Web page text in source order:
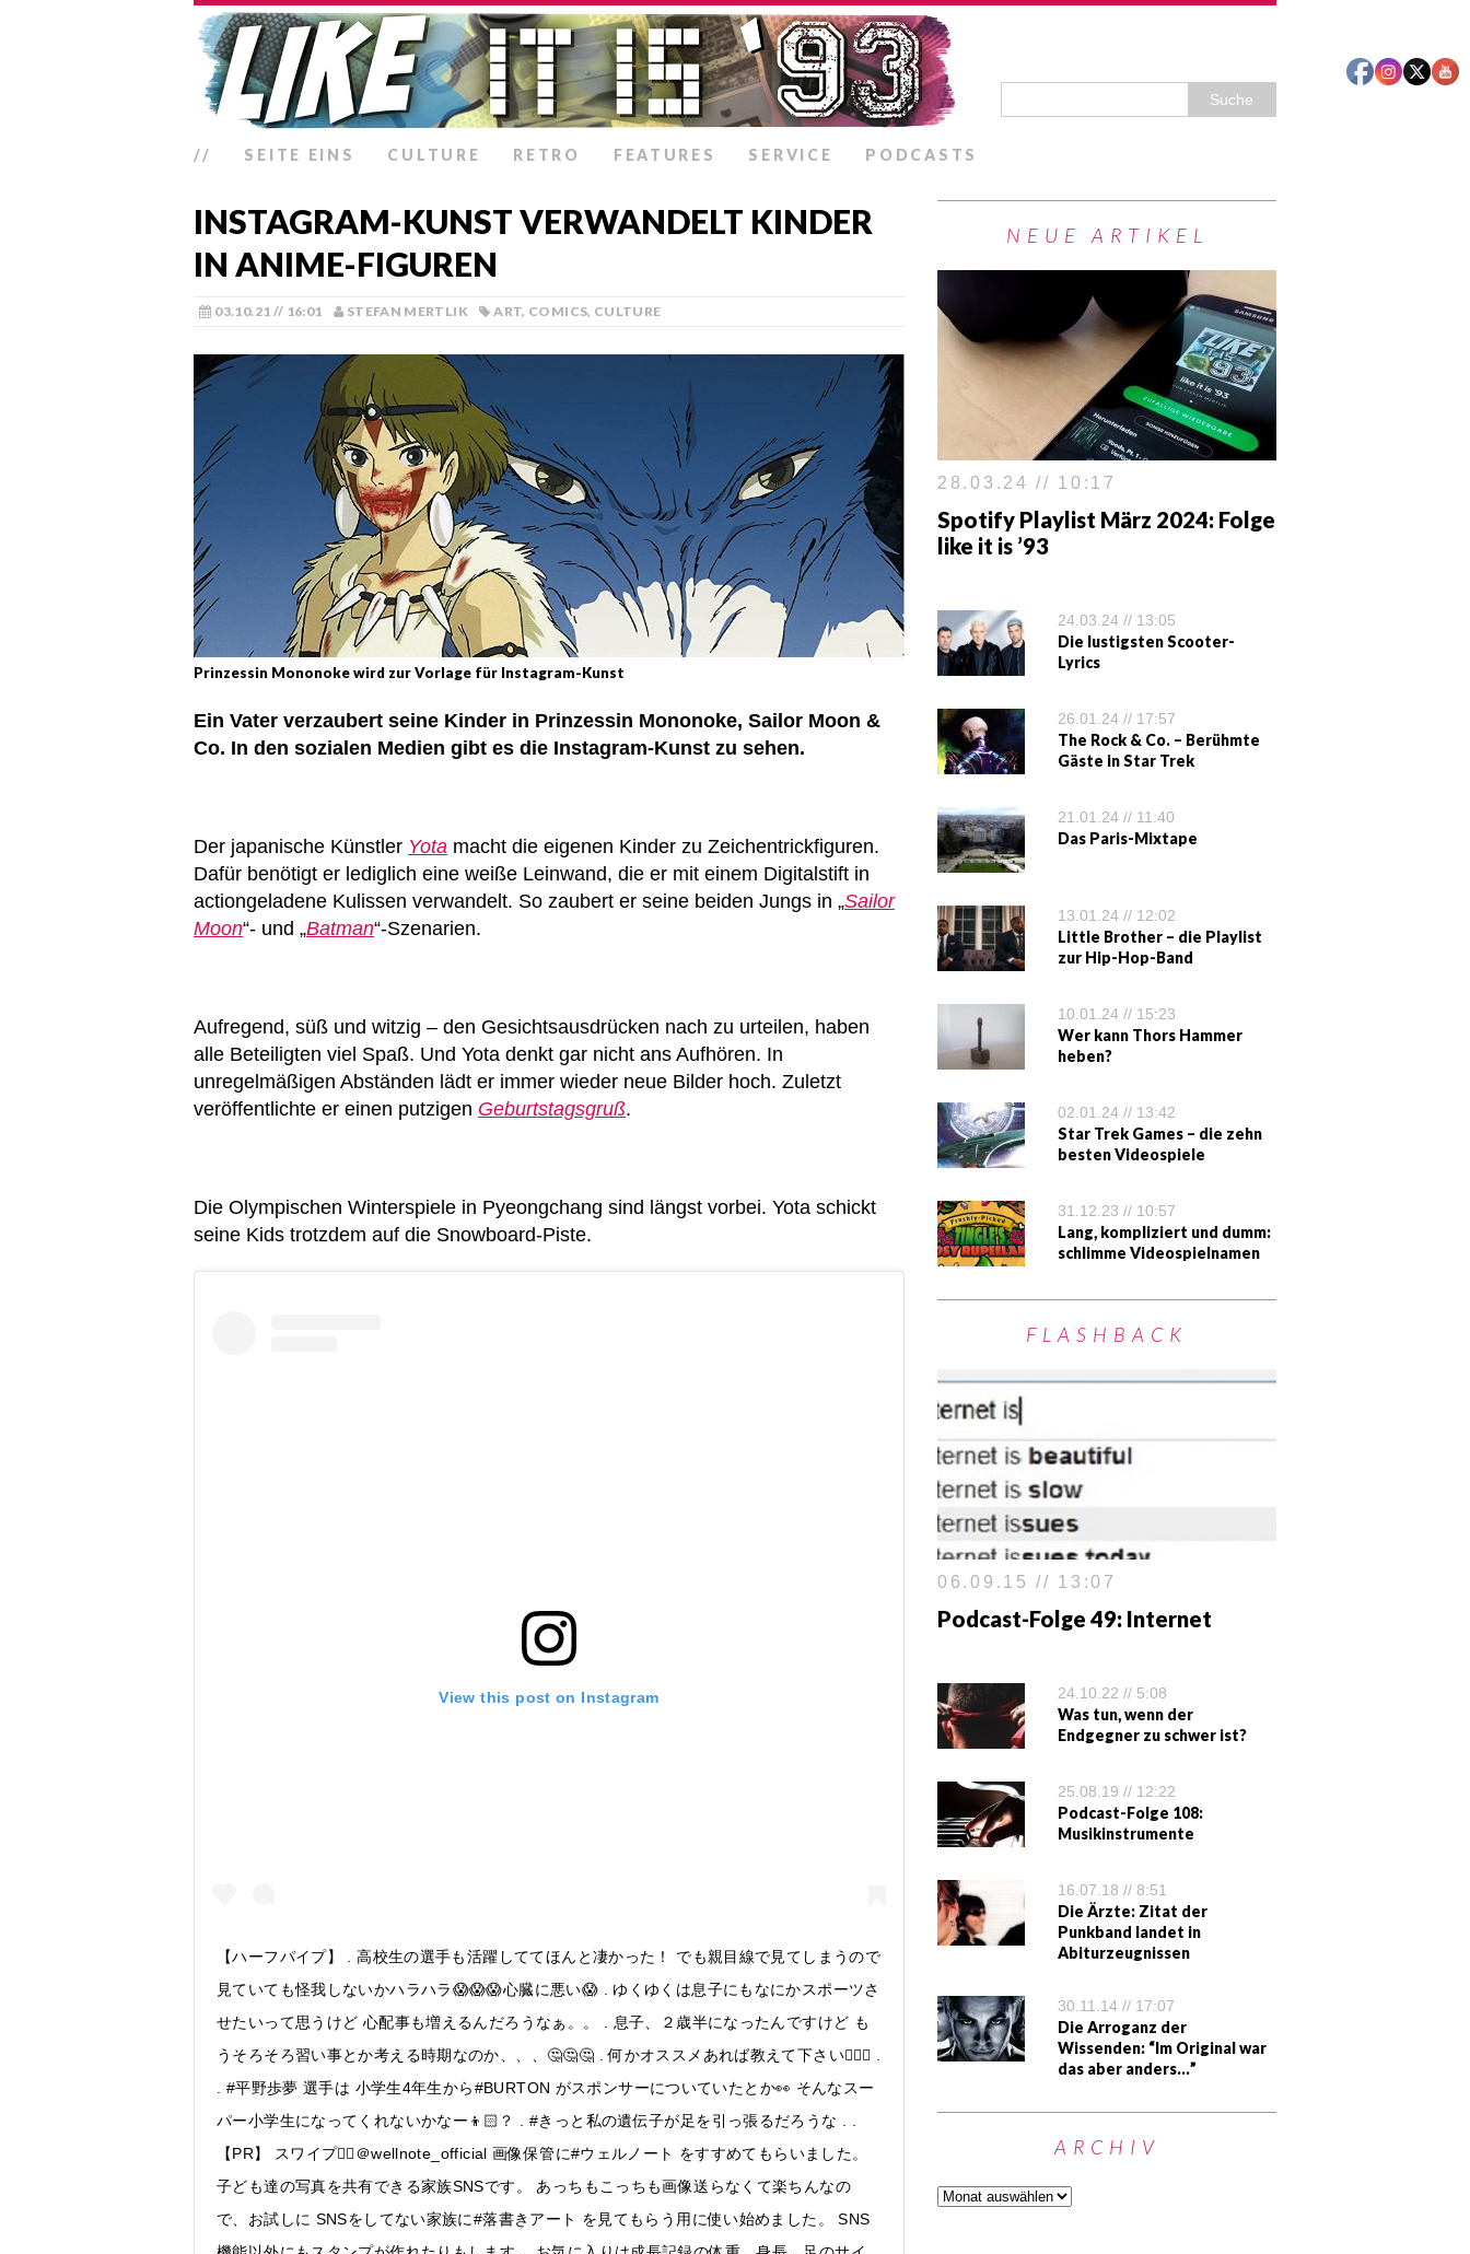
// SEITE EINS CULTURE RETRO FEATURES SERVICE PODCASTS
INSTAGRAM-KUNST VERWANDELT KINDER
IN ANIME-FIGUREN
03.10.21 // 16:01 STEFAN MERTLIK ART, COMICS, CULTURE
Prinzessin Mononoke wird zur Vorlage für Instagram-Kunst
Ein Vater verzaubert seine Kinder in Prinzessin Mononoke, Sailor Moon &
Co. In den sozialen Medien gibt es die Instagram-Kunst zu sehen.
Der japanische Künstler Yota macht die eigenen Kinder zu Zeichentrickfiguren.
Dafür benötigt er lediglich eine weiße Leinwand, die er mit einem Digitalstift in
actiongeladene Kulissen verwandelt. So zaubert er seine beiden Jungs in „Sailor
Moon“- und „Batman“-Szenarien.
Aufregend, süß und witzig – den Gesichtsausdrücken nach zu urteilen, haben
alle Beteiligten viel Spaß. Und Yota denkt gar nicht ans Aufhören. In
unregelmäßigen Abständen lädt er immer wieder neue Bilder hoch. Zuletzt
veröffentlichte er einen putzigen Geburtstagsgruß.
Die Olympischen Winterspiele in Pyeongchang sind längst vorbei. Yota schickt
seine Kids trotzdem auf die Snowboard-Piste.
View this post on Instagram
【ハーフパイプ】 . 高校生の選手も活躍しててほんと凄かった！ でも親目線で見てしまうので
見ていても怪我しないかハラハラ😱😱😱心臓に悪い😱 . ゆくゆくは息子にもなにかスポーツさ
せたいって思うけど 心配事も増えるんだろうなぁ。。 . 息子、２歳半になったんですけど も
うそろそろ習い事とか考える時期なのか、、、🤔🤔🤔 . 何かオススメあれば教えて下さい🙇🏻‍♀️ .
. #平野歩夢 選手は 小学生4年生から#BURTON がスポンサーについていたとか👀 そんなスー
パー小学生になってくれないかなー👦🏻？ . #きっと私の遺伝子が足を引っ張るだろうな . .
【PR】 スワイプ👉🏻＠wellnote_official 画像保管に#ウェルノート をすすめてもらいました。
子ども達の写真を共有できる家族SNSです。 あっちもこっちも画像送らなくて楽ちんなの
で、お試しに SNSをしてない家族に#落書きアート を見てもらう用に使い始めました。 SNS
NEUE ARTIKEL
28.03.24 // 10:17
Spotify Playlist März 2024: Folge
like it is ’93
24.03.24 // 13:05
Die lustigsten Scooter-
Lyrics
26.01.24 // 17:57
The Rock & Co. – Berühmte
Gäste in Star Trek
21.01.24 // 11:40
Das Paris-Mixtape
13.01.24 // 12:02
Little Brother – die Playlist
zur Hip-Hop-Band
10.01.24 // 15:23
Wer kann Thors Hammer
heben?
02.01.24 // 13:42
Star Trek Games – die zehn
besten Videospiele
31.12.23 // 10:57
Lang, kompliziert und dumm:
schlimme Videospielnamen
FLASHBACK
06.09.15 // 13:07
Podcast-Folge 49: Internet
24.10.22 // 5:08
Was tun, wenn der
Endgegner zu schwer ist?
25.08.19 // 12:22
Podcast-Folge 108:
Musikinstrumente
16.07.18 // 8:51
Die Ärzte: Zitat der
Punkband landet in
Abiturzeugnissen
30.11.14 // 17:07
Die Arroganz der
Wissenden: “Im Original war
das aber anders…”
ARCHIV